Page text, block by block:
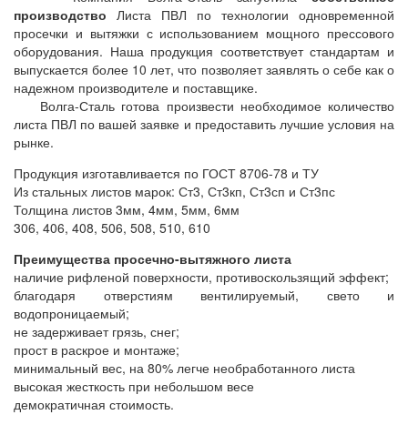
производство Листа ПВЛ по технологии одновременной
просечки и вытяжки с использованием мощного прессового
оборудования. Наша продукция соответствует стандартам и
выпускается более 10 лет, что позволяет заявлять о себе как о
надежном производителе и поставщике.
Волга-Сталь готова произвести необходимое количество
листа ПВЛ по вашей заявке и предоставить лучшие условия на
рынке.
Продукция изготавливается по ГОСТ 8706-78 и ТУ
Из стальных листов марок: Ст3, Ст3кп, Ст3сп и Ст3пс
Толщина листов 3мм, 4мм, 5мм, 6мм
306, 406, 408, 506, 508, 510, 610
Преимущества просечно-вытяжного листа
наличие рифленой поверхности, противоскользящий эффект;
благодаря отверстиям вентилируемый, свето и
водопроницаемый;
не задерживает грязь, снег;
прост в раскрое и монтаже;
минимальный вес, на 80% легче необработанного листа
высокая жесткость при небольшом весе
демократичная стоимость.